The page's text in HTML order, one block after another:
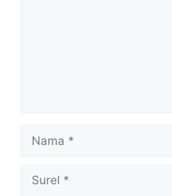
Nama
Surel